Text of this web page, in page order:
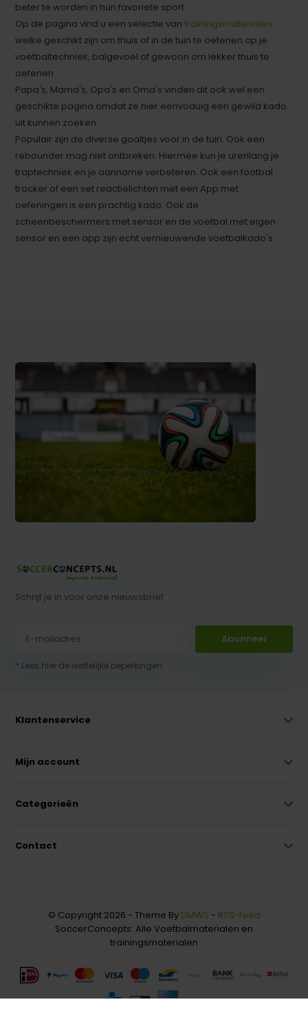
beter te worden in hun favoriete sport
Op de pagina vind u een selectie vantrainingsmaterialen
welke geschikt zijn om thuis of in de tuin te oefenen op je
voetbaltechniek, balgevoel of gewoon om lekker thuis te
oefenen
Papa's, Mama's, Opa's en Oma's vinden dit ook wel een
geschikte pagina omdat ze hier eenvoduig een gewild kado
uit kunnen zoeken
Populair zijn de diverse goaltjes voor in de tuin. Ook een
rebounder mag niet ontbreken. Hiermee kun je urenlang je
traptechniek en je aanname verbeteren. Ook een footbal
tracker of een set reactielichten met een App met
oefeningen is een prachtig kado. Ook de
scheenbeschermers met sensor en de voetbal met eigen
sensor en een app zijn echt vernieuwende voetbalkado's
Schrijf je in voor onze nieuwsbrief
Abonneer
* Lees hier de wettelijke beperkingen
Klantenservice
Mijn account
Categorieën
Contact
© Copyright 2026 - Theme By DMWS - RSS-feed
SoccerConcepts: Alle Voetbalmaterialen en
trainingsmaterialen